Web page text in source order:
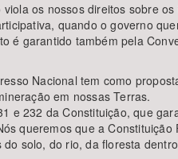
os nossos direitos sobre
quando o governo
é garantido também pela
Nacional tem como
em nossas Terras.
e 232 da Constituição, que
queremos que a
solo, do rio, da floresta